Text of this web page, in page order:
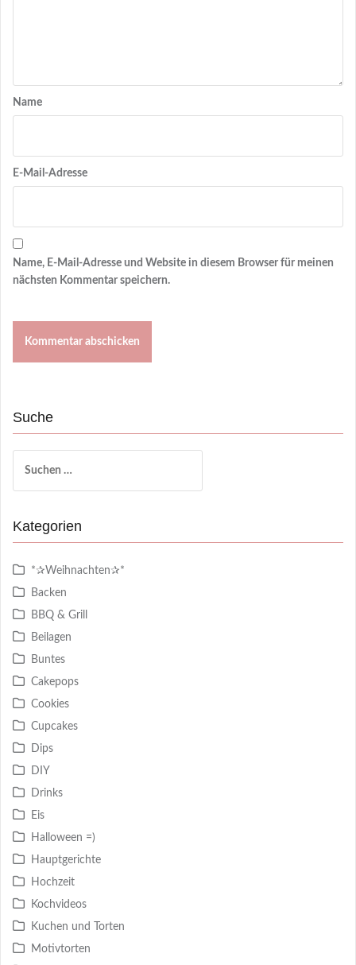
Name
E-Mail-Adresse
Name, E-Mail-Adresse und Website in diesem Browser für meinen
nächsten Kommentar speichern.
Suche
nach:
Kategorien
*✰Weihnachten✰*
Backen
BBQ & Grill
Beilagen
Buntes
Cakepops
Cookies
Cupcakes
Dips
DIY
Drinks
Eis
Halloween =)
Hauptgerichte
Hochzeit
Kochvideos
Kuchen und Torten
Motivtorten